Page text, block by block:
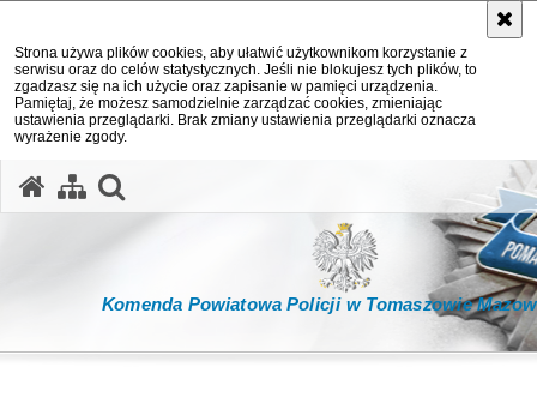
Strona używa plików cookies, aby ułatwić użytkownikom korzystanie z
serwisu oraz do celów statystycznych. Jeśli nie blokujesz tych plików, to
zgadzasz się na ich użycie oraz zapisanie w pamięci urządzenia.
Pamiętaj, że możesz samodzielnie zarządzać cookies, zmieniając
ustawienia przeglądarki. Brak zmiany ustawienia przeglądarki oznacza
wyrażenie zgody.
Komenda Powiatowa Policji w Tomaszowie